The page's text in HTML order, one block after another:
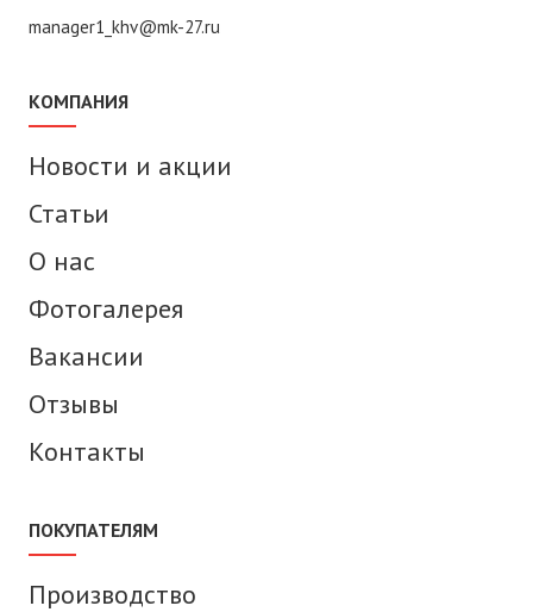
manager1_khv@mk-27.ru
КОМПАНИЯ
Новости и акции
Статьи
О нас
Фотогалерея
Вакансии
Отзывы
Контакты
ПОКУПАТЕЛЯМ
Производство